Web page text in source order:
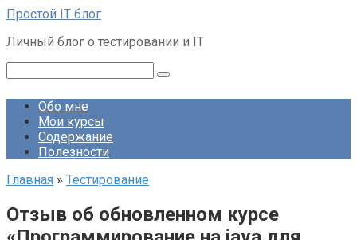
Перейти
контенту
Простой IT блог
Личный блог о тестировании и IT
Обо мне
Мои курсы
Содержание
Полезности
Главная » Тестирование
Отзыв об обновленном курсе